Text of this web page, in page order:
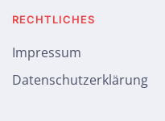
RECHTLICHES
Impressum
Datenschutzerklärung